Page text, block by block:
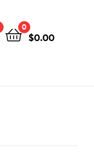
0
$0.00